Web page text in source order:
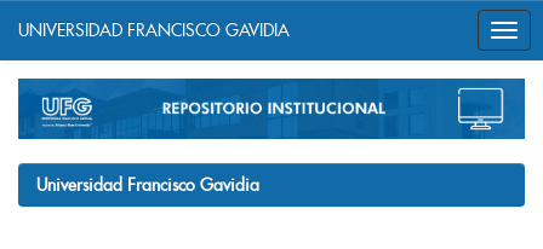
navigation
UNIVERSIDAD FRANCISCO GAVIDIA
Universidad Francisco Gavidia